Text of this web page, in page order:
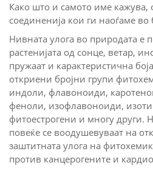
Како што и самото име кажува,
соединенија кои ги наоѓаме во
Нивната улога во природата е
растенијата од сонце, ветар,
пружаат и карактеристична
откриени бројни групи
индоли, флавоноиди,
феноли, изофлавоноиди,
фитоестрогени и многу други.
повеќе се воодушевуваат на
заштитната улога на
против канцерогените и